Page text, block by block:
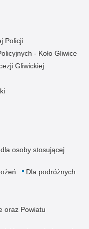
Policji
- Koło Gliwice
Gliwickiej
osoby stosującej
Dla podróżnych
oraz Powiatu